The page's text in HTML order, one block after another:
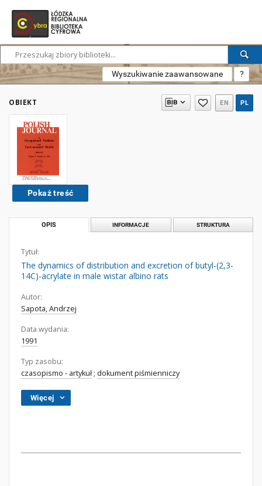
Wyszukiwanie zaawansowane ?
OBIEKT EN PL
Pokaż treść
OPIS INFORMACJE STRUKTURA
Tytuł:
The dynamics of distribution and excretion of butyl-(2,3-
14C)-acrylate in male wistar albino rats
Autor:
Sapota, Andrzej
Data wydania:
1991
Typ zasobu:
czasopismo - artykuł ; dokument piśmienniczy
Więcej